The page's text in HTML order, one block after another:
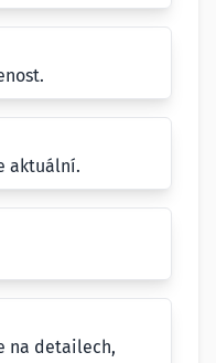
aktuální.
na detailech,